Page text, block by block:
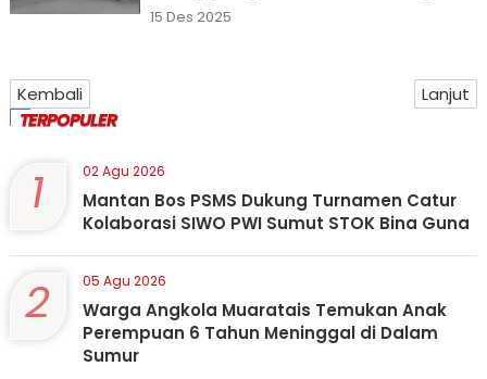
Sawah Jadi Kebun Sawit
15 Des 2025
Kembali Lanjut
TERPOPULER
1 02 Agu 2026
Mantan Bos PSMS Dukung Turnamen Catur
Kolaborasi SIWO PWI Sumut STOK Bina Guna
2 05 Agu 2026
Warga Angkola Muaratais Temukan Anak
Perempuan 6 Tahun Meninggal di Dalam
Sumur